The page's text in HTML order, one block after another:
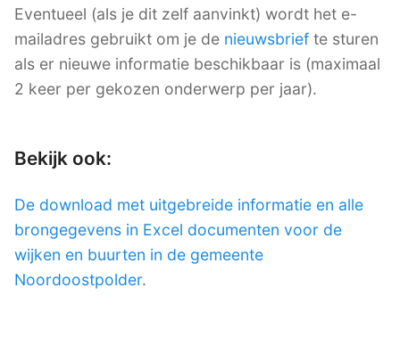
Eventueel (als je dit zelf aanvinkt) wordt het e-
mailadres gebruikt om je de nieuwsbrief te sturen
als er nieuwe informatie beschikbaar is (maximaal
2 keer per gekozen onderwerp per jaar).
Bekijk ook:
De download met uitgebreide informatie en alle
brongegevens in Excel documenten voor de
wijken en buurten in de gemeente
Noordoostpolder.